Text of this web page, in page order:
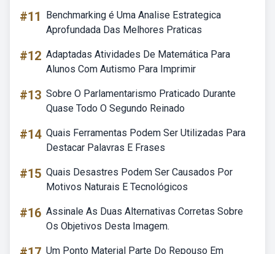
#11
Benchmarking é Uma Analise Estrategica
Aprofundada Das Melhores Praticas
#12 Adaptadas Atividades De Matemática Para
Alunos Com Autismo Para Imprimir
#13 Sobre O Parlamentarismo Praticado Durante
Quase Todo O Segundo Reinado
#14 Quais Ferramentas Podem Ser Utilizadas Para
Destacar Palavras E Frases
#15 Quais Desastres Podem Ser Causados Por
Motivos Naturais E Tecnológicos
#16 Assinale As Duas Alternativas Corretas Sobre
Os Objetivos Desta Imagem.
Um Ponto Material Parte Do Repouso Em